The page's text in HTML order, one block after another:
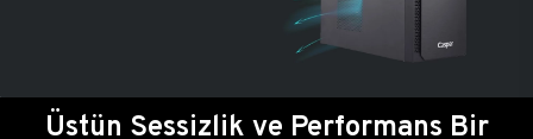
Üstün Sessizlik ve Performans Bir